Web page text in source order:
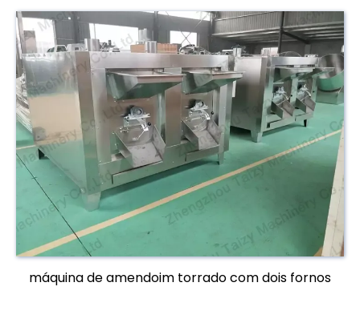
máquina de amendoim torrado com dois fornos